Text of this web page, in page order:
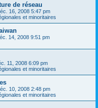
de réseau
16, 2008 5:47 pm
et minoritaires
14, 2008 9:51 pm
11, 2008 6:09 pm
et minoritaires
10, 2008 2:48 pm
et minoritaires